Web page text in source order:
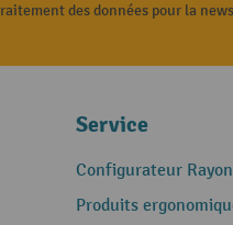
des données pour la
Service
Configurateur
Produits